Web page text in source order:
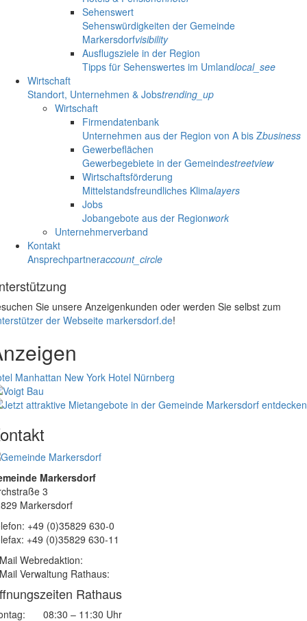
Sehenswert
Sehenswürdigkeiten der Gemeinde
Markersdorfvisibility
Ausflugsziele in der Region
Tipps für Sehenswertes im Umlandlocal_see
Wirtschaft
Standort, Unternehmen & Jobstrending_up
Wirtschaft
Firmendatenbank
Unternehmen aus der Region von A bis Zbusiness
Gewerbeflächen
Gewerbegebiete in der Gemeindestreetview
Wirtschaftsförderung
Mittelstandsfreundliches Klimalayers
Jobs
Jobangebote aus der Regionwork
Unternehmerverband
Kontakt
Ansprechpartneraccount_circle
Sie unsere Anzeigenkunden oder werden Sie selbst zum
der Webseite markersdorf.de!
Manhattan New York Hotel Nürnberg
Markersdorf
3
Markersdorf
+49 (0)35829 630-0
+49 (0)35829 630-11
Webredaktion:
Verwaltung Rathaus:
Rathaus
08:30 – 11:30 Uhr